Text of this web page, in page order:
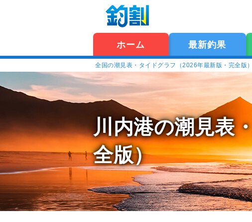
ホーム 最新釣果
全国の潮見表・タイドグラフ（2026年最新版・完全版）
川内港の潮見表
全版）